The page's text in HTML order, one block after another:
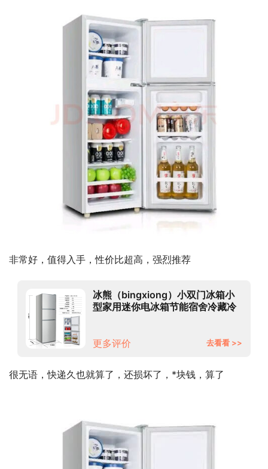
非常好，值得入手，性价比超高，强烈推荐
冰熊（bingxiong）小双门冰箱小
型家用迷你电冰箱节能宿舍冷藏冷
更多评价
去看看 >>
很无语，快递久也就算了，还损坏了，*块钱，算了